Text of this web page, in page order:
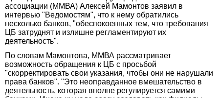
ассоциации (ММВА) Алексей Мамонтов заявил в
интервью "Ведомостям", что к нему обратились
несколько банков, "обеспокоенных тем, что требования
ЦБ затруднят и излишне регламентируют их
деятельность".
По словам Мамонтова, ММВА рассматривает
возможность обращения к ЦБ с просьбой
"скорректировать свои указания, чтобы они не нарушали
права банков". "Это неоправданное вмешательство в
деятельность, которая вполне регулируется самими